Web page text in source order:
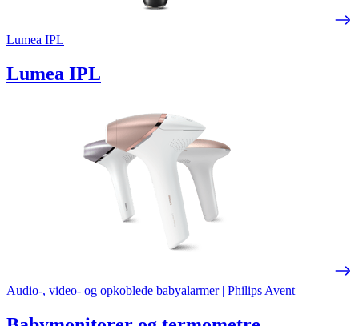
Lumea IPL
Lumea IPL
Audio-, video- og opkoblede babyalarmer | Philips Avent